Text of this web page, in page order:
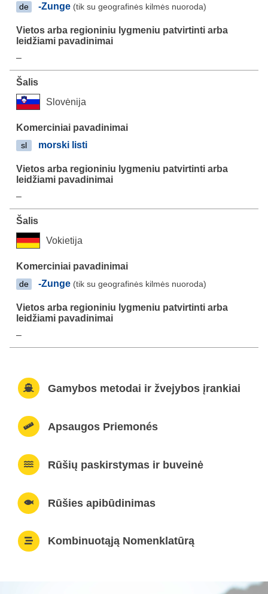
de -Zunge(tik su geografinės kilmės nuoroda)
–
Slovėnija
sl morski listi
–
Vokietija
de -Zunge(tik su geografinės kilmės nuoroda)
–
Gamybos metodai ir žvejybos įrankiai
Apsaugos Priemonés
Rūšių paskirstymas ir buveinė
Rūšies apibūdinimas
Kombinuotąją Nomenklatūrą